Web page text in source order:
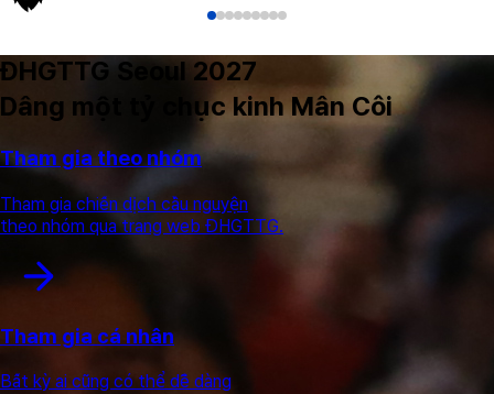
ĐHGTTG Seoul 2027
Dâng một tỷ chục kinh Mân Côi
Tham gia theo nhóm
Tham gia chiến dịch cầu nguyện
theo nhóm qua trang web ĐHGTTG.
Tham gia cá nhân
Bất kỳ ai cũng có thể dễ dàng